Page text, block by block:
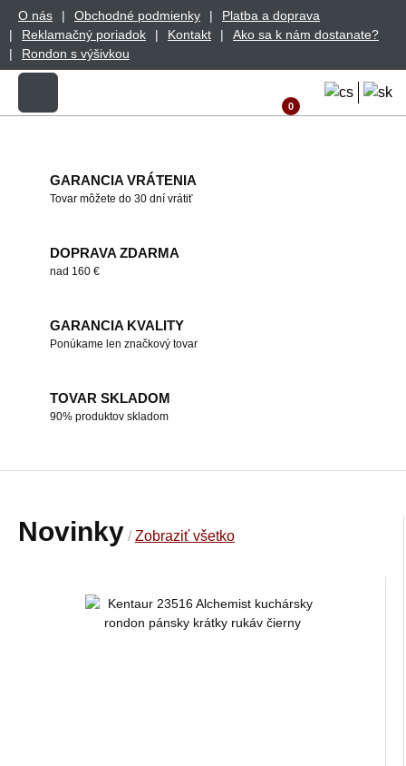
O nás Obchodné podmienky
Platba a doprava
Reklamačný poriadok
Kontakt
Ako sa k nám dostanate?
Rondon s výšivkou
0
GARANCIA VRÁTENIA
Tovar môžete do 30 dní vrátiť
DOPRAVA ZDARMA
nad 160 €
GARANCIA KVALITY
Ponúkame len značkový tovar
TOVAR SKLADOM
90% produktov skladom
Novinky /Zobraziť všetko